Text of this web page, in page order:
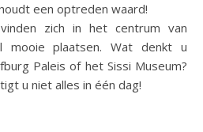
een optreden waard!
zich in het centrum van
mooie plaatsen. Wat denkt u
Paleis of het Sissi Museum?
u niet alles in één dag!